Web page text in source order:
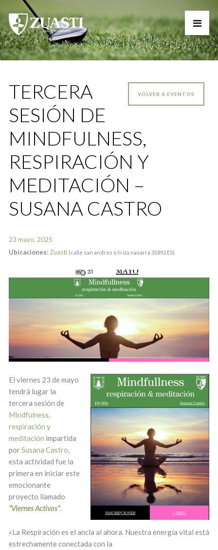
VOLVER A EVENTOS
TERCERA
SESIÓN DE
MINDFULNESS,
RESPIRACIÓN Y
MEDITACIÓN –
SUSANA CASTRO
23 mayo, 2025
Ubicaciones: Zuasti (calle san andres s/n iza navarra 31892 ES)
El viernes 23 de mayo
tendrá lugar la
tercera sesión de
Mindfulness,
respiración y
meditación impartida
porSusana Castro,
esta actividad fue la
primera en iniciar este
emocionante
proyecto llamado
“Viernes Activos”.
«La Respiración es el ancla al ahora. Nuestra energía vital está
estrechamente conectada con la